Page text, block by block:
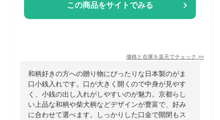
この商品をサイトでみる
価格と在庫を楽天でチェック >>
和柄好きの方への贈り物にぴったりな日本製のがま
口小銭入れです。口が大きく開くので中身が見やす
く、小銭の出し入れがしやすいのが魅力。京都らし
い上品な和柄や柴犬柄などデザインが豊富で、好み
に合わせて選べます。しっかりした口金で開閉もス